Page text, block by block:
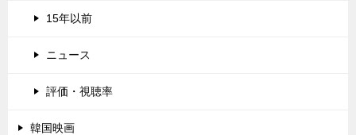
15年以前
ニュース
評価・視聴率
韓国映画